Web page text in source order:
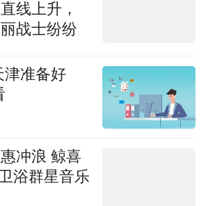
线上升，
战士纷纷
津准备好
冲浪 鲸喜
浴群星音乐